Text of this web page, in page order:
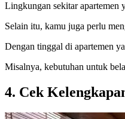
Lingkungan sekitar apartemen
Selain itu, kamu juga perlu
Dengan tinggal di apartemen
Misalnya, kebutuhan untuk
4. Cek